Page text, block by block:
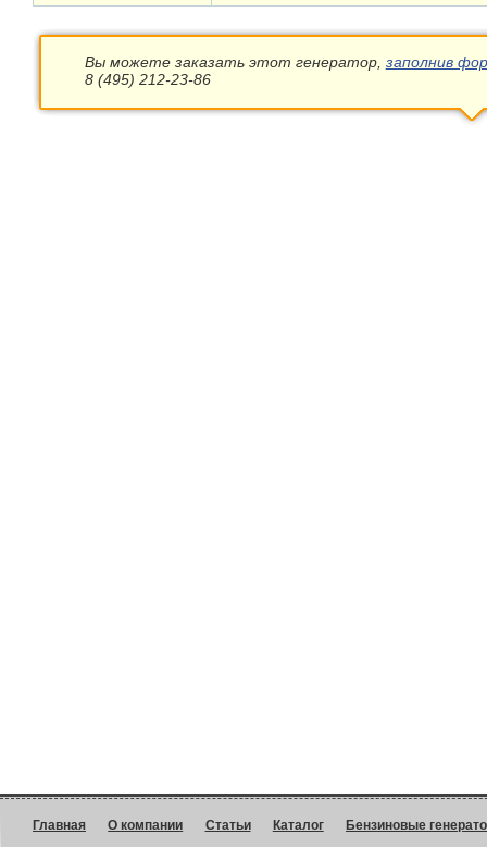
Вы можете заказать этот генератор, заполнив
8 (495) 212-23-86
Главная О компании Статьи Каталог Бензиновые